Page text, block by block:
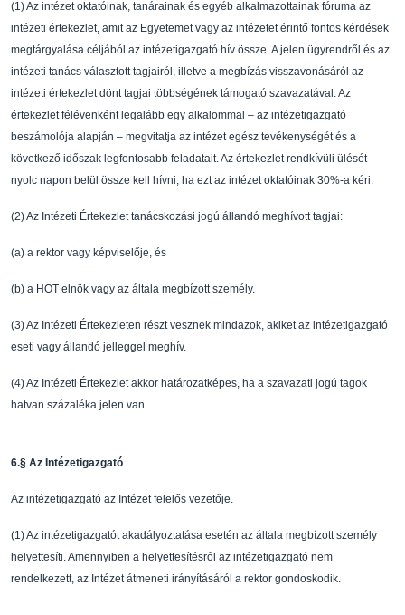
(1)Az intézet oktatóinak, tanárainak és egyéb alkalmazottainak fóruma az
intézeti értekezlet, amit az Egyetemet vagy az intézetet érintő fontos kérdések
megtárgyalása céljából az intézetigazgató hív össze. A jelen ügyrendrő l és az
intézeti tanács választott tagjairól, illetve a megbízás visszavonásáról az
intézeti értekezlet dönt tagjai többségének támogató szavazatával. Az
értekezlet félévenként legalább egy alkalommal – az intézetigazgató
beszámolója alapján – megvitatja az intézet egész tevékenységét és a
következő időszak legfontosabb feladatait. Az értekezlet rendkívüli ü lését
nyolc napon belül össze kell hívni, ha ezt az intézet oktatóinak 30%-a kéri.
(2)Az Intézeti Értekezlet tanácskozási jogú állandó meghívott tagjai:
(a) a rektor vagy képvisel ője, és
(b) a HÖT elnök vagy az általa megbízott személy.
(3)Az Intézeti Értekezleten részt vesznek mindazok, akiket az intézetigazgató
eseti vagy állandó jelleggel meghív.
(4)Az Intézeti Értekezlet akkor határozatképes, ha a szavazati jogú tagok
hatvan százaléka jelen van.
6.§ Az Intézetigazgató
Az intézetigazgató az Intézet felel ős vezetője.
(1)Az intézetigazgatót akadályoztatása esetén az által a megbízott személy
helyettesíti.Amennyiben a helyettesítésrő l az intézetigazgató nem
rendelkezett, az Intézet átmeneti irányításáról a rektor gondoskodik.